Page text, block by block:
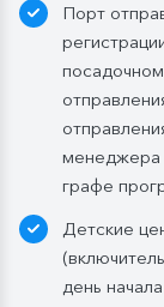
без
4-х дней
завтрак
го дня
Ужин:
Порт
менеджера
графе
Детские
день